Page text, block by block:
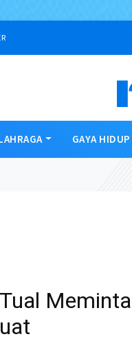
GAYA HIDUP